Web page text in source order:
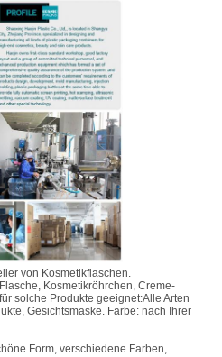
von Kosmetikflaschen.
Kosmetikröhrchen, Creme-
solche Produkte geeignet:Alle Arten
Gesichtsmaske. Farbe: nach Ihrer
Form, verschiedene Farben,